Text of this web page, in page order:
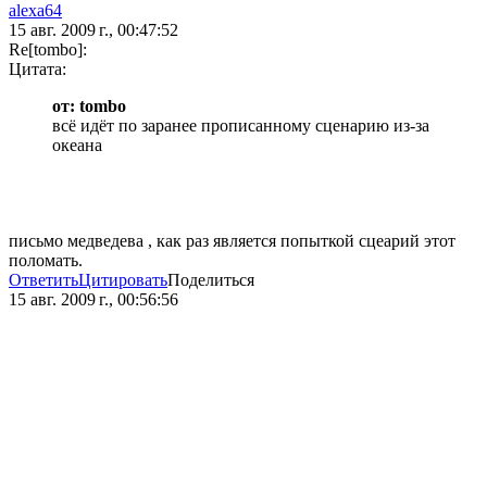
alexa64
15 авг. 2009 г., 00:47:52
Re[tombo]:
Цитата:
от: tombo
всё идёт по заранее прописанному сценарию из-за
океана
письмо медведева , как раз является попыткой сцеарий этот
поломать.
ОтветитьЦитироватьПоделиться
15 авг. 2009 г., 00:56:56